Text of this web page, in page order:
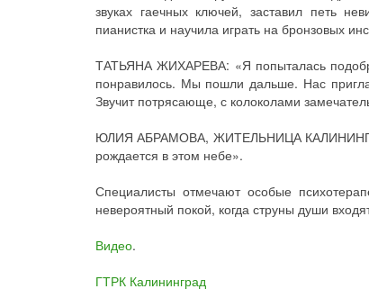
звуках гаечных ключей, заставил петь
пианистка и научила играть на бронзовых
ТАТЬЯНА ЖИХАРЕВА: «Я попыталась
понравилось. Мы пошли дальше. Нас
Звучит потрясающе, с колоколами
ЮЛИЯ АБРАМОВА, ЖИТЕЛЬНИЦА
рождается в этом небе».
Специалисты отмечают особые
невероятный покой, когда струны души
Видео.
ГТРК Калининград